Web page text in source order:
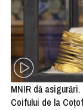
MNIR dă
Coifului de la